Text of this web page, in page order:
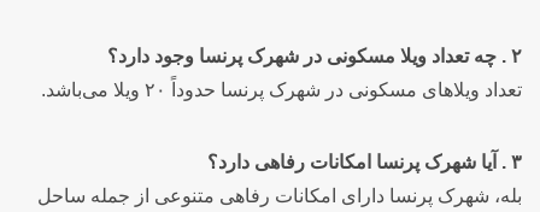
۲ . چه تعداد ویلا مسکونی در شهرک پرنسا وجود دارد؟
تعداد ویلاهای مسکونی در شهرک پرنسا حدوداً ۲۰ ویلا می‌باشد.
۳ . آیا شهرک پرنسا امکانات رفاهی دارد؟
بله، شهرک پرنسا دارای امکانات رفاهی متنوعی از جمله ساحل